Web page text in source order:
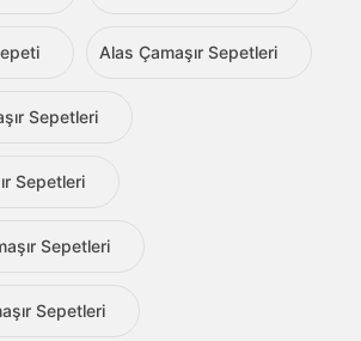
Alas Çamaşır Sepetleri
Sepetleri
Sepetleri
Sepetleri
Sepetleri